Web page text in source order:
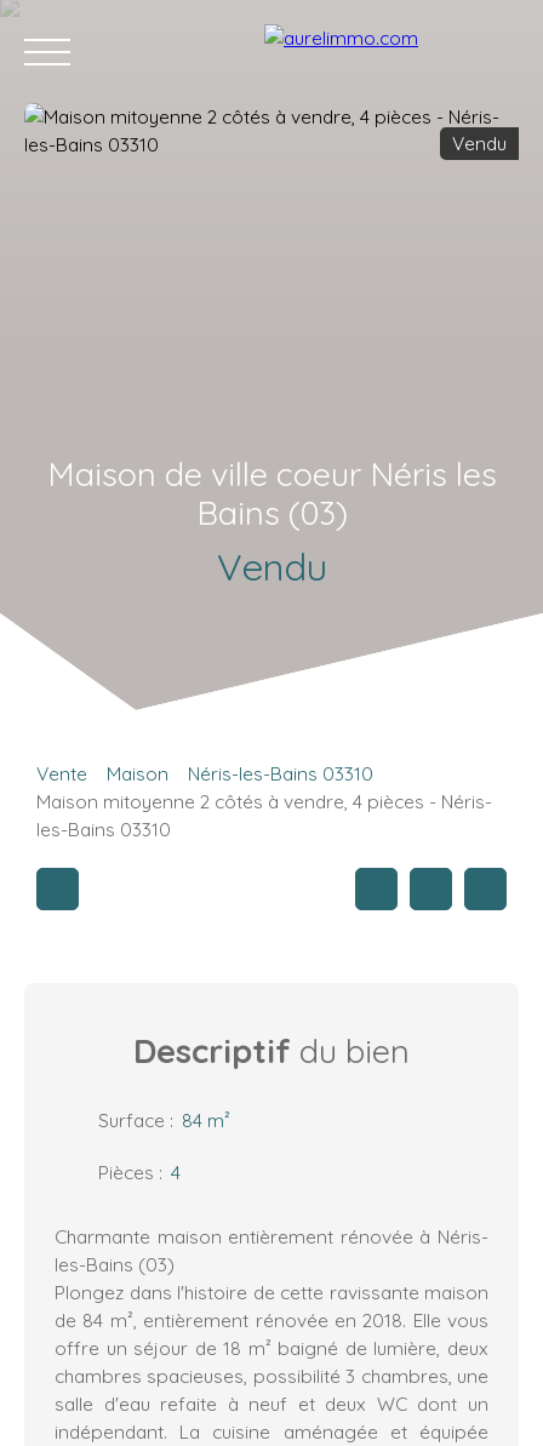
Vendu
Maison de ville coeur Néris les
Bains (03)
Vendu
Vente Maison
Néris-les-Bains 03310
Maison mitoyenne 2 côtés à vendre, 4 pièces - Néris-
les-Bains 03310
Descriptif du bien
Surface : 84 m²
Pièces : 4
Charmante maison entièrement rénovée à Néris-
les-Bains (03)
Plongez dans l'histoire de cette ravissante maison
de 84 m², entièrement rénovée en 2018. Elle vous
offre un séjour de 18 m² baigné de lumière, deux
chambres spacieuses, possibilité 3 chambres, une
salle d'eau refaite à neuf et deux WC dont un
indépendant. La cuisine aménagée et équipée